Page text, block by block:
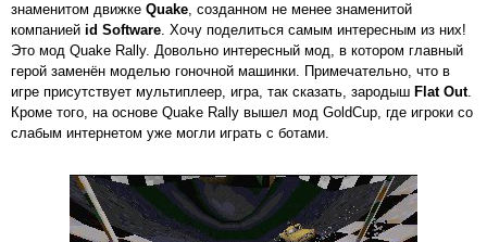
знаменитом движке Quake, созданном не менее знаменитой
компанией id Software. Хочу поделиться самым интересным из них!
Это мод Quake Rally. Довольно интересный мод, в котором главный
герой заменён моделью гоночной машинки. Примечательно, что в
игре присутствует мультиплеер, игра, так сказать, зародыш Flat Out.
Кроме того, на основе Quake Rally вышел мод GoldCup, где игроки со
слабым интернетом уже могли играть с ботами.